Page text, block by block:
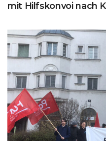
mit Hilfskonvoi nach